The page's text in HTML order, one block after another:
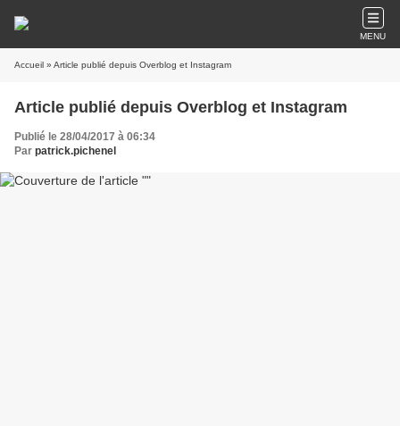
MENU
Accueil » Article publié depuis Overblog et Instagram
Article publié depuis Overblog et Instagram
Publié le 28/04/2017 à 06:34
Par patrick.pichenel